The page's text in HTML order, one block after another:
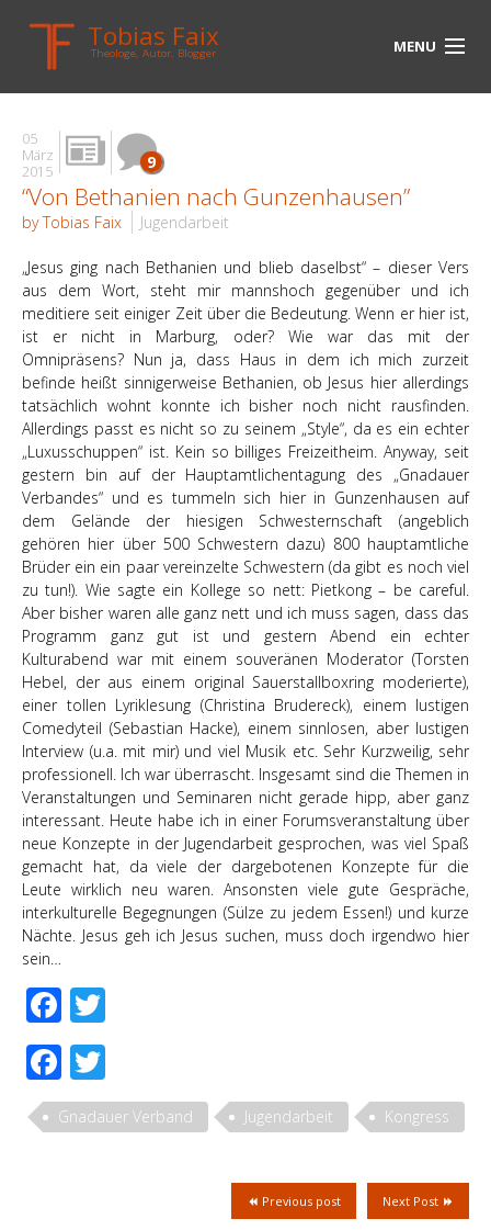
Tobias Faix
Theologe, Autor, Blogger MENU
HOME
BLOG
BIOGRAPHIE
UNTERWEGS
MEDIEN
KONTAKT
LINKS
05
März
2015
9
“Von Bethanien nach Gunzenhausen”
by Tobias Faix Jugendarbeit
„Jesus ging nach Bethanien und blieb daselbst“ – dieser Vers
aus dem Wort, steht mir mannshoch gegenüber und ich
meditiere seit einiger Zeit über die Bedeutung. Wenn er hier ist,
ist er nicht in Marburg, oder? Wie war das mit der
Omnipräsens? Nun ja, dass Haus in dem ich mich zurzeit
befinde heißt sinnigerweise Bethanien, ob Jesus hier allerdings
tatsächlich wohnt konnte ich bisher noch nicht rausfinden.
Allerdings passt es nicht so zu seinem „Style“, da es ein echter
„Luxusschuppen“ ist. Kein so billiges Freizeitheim. Anyway, seit
gestern bin auf der Hauptamtlichentagung des „Gnadauer
Verbandes“ und es tummeln sich hier in Gunzenhausen auf
dem Gelände der hiesigen Schwesternschaft (angeblich
gehören hier über 500 Schwestern dazu) 800 hauptamtliche
Brüder ein ein paar vereinzelte Schwestern (da gibt es noch viel
zu tun!). Wie sagte ein Kollege so nett: Pietkong – be careful.
Aber bisher waren alle ganz nett und ich muss sagen, dass das
Programm ganz gut ist und gestern Abend ein echter
Kulturabend war mit einem souveränen Moderator (Torsten
Hebel, der aus einem original Sauerstallboxring moderierte),
einer tollen Lyriklesung (Christina Brudereck), einem lustigen
Comedyteil (Sebastian Hacke), einem sinnlosen, aber lustigen
Interview (u.a. mit mir) und viel Musik etc. Sehr Kurzweilig, sehr
professionell. Ich war überrascht. Insgesamt sind die Themen in
Veranstaltungen und Seminaren nicht gerade hipp, aber ganz
interessant. Heute habe ich in einer Forumsveranstaltung über
neue Konzepte in der Jugendarbeit gesprochen, was viel Spaß
gemacht hat, da viele der dargebotenen Konzepte für die
Leute wirklich neu waren. Ansonsten viele gute Gespräche,
interkulturelle Begegnungen (Sülze zu jedem Essen!) und kurze
Nächte. Jesus geh ich Jesus suchen, muss doch irgendwo hier
sein…
Facebook
Facebook
Gnadauer Verband Jugendarbeit Kongress
Next Post
Previous post